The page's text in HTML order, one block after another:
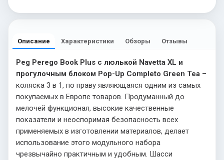
Описание Характеристики Обзоры Отзывы
Peg Perego Book Plus с люлькой Navetta XL и
прогулочным блоком Pop-Up Completo Green Tea –
коляска 3 в 1, по праву являющаяся одним из самых
покупаемых в Европе товаров. Продуманный до
мелочей функционал, высокие качественные
показатели и неоспоримая безопасность всех
применяемых в изготовлении материалов, делает
использование этого модульного набора
чрезвычайно практичным и удобным. Шасси